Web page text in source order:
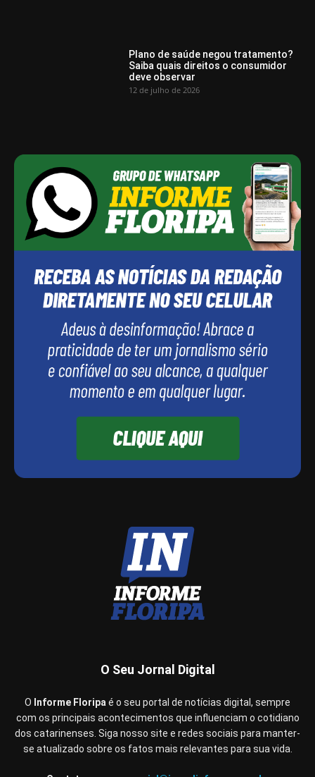
Plano de saúde negou tratamento?
Saiba quais direitos o consumidor
deve observar
12 de julho de 2026
O Seu Jornal Digital
O Informe Floripaé o seu portal de notícias digital, sempre
com os principais acontecimentos que influenciam o cotidiano
dos catarinenses. Siga nosso site e redes sociais para manter-
se atualizado sobre os fatos mais relevantes para sua vida.